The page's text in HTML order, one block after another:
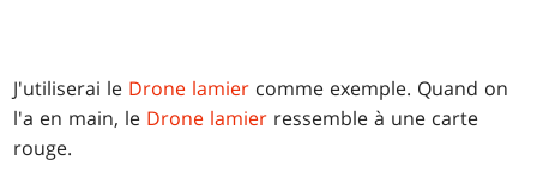
J'utiliserai le Drone lamier comme exemple. Quand on
l'a en main, le Drone lamier ressemble à une carte
rouge.